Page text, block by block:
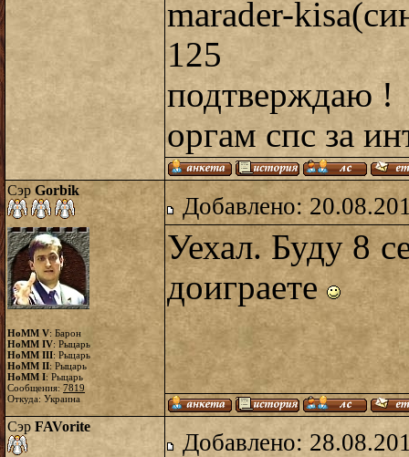
marader-
125
подтверждаю !
оргам спс за
Сэр Gorbik
HoMM V: Барон
HoMM IV: Рыцарь
HoMM III: Рыцарь
HoMM II: Рыцарь
HoMM I: Рыцарь
Сообщения: 7819
Откуда: Украина
Добавлено:
Уехал. Буду 8
доиграете
Сэр FAVorite
Добавлено: